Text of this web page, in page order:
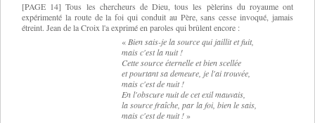
[PAGE 14] Tous les chercheurs de Dieu, tous les pèlerins du royaume ont
expérimenté la route de la foi qui conduit au Père, sans cesse invoqué, jamais
étreint. Jean de la Croix l'a exprimé en paroles qui brûlent encore :
« Bien sais-je la source qui jaillit et fuit,
mais c'est la nuit !
Cette source éternelle et bien scellée
et pourtant sa demeure, je l'ai trouvée,
mais c'est de nuit !
En l'obscure nuit de cet exil mauvais,
la source fraîche, par la foi, bien le sais,
mais c'est de nuit !»